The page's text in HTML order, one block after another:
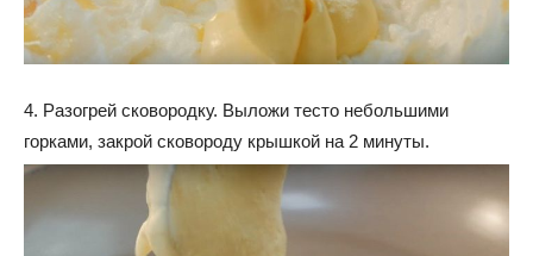
4. Разогрей сковородку. Выложи тесто небольшими
горками, закрой сковороду крышкой на 2 минуты.